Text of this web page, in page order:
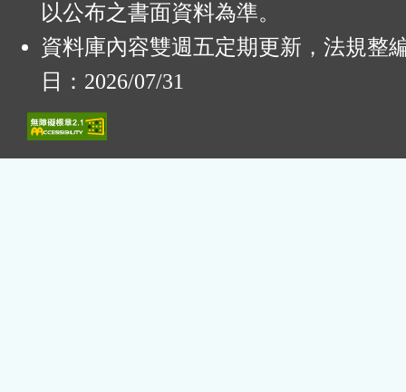
以公布之書面資料為準。
資料庫內容雙週五定期更新，法規整
日：2026/07/31